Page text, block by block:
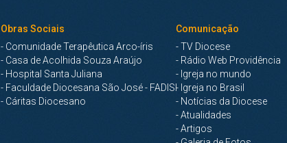
Obras Sociais
- Comunidade Terapêutica Arco-íris
- Casa de Acolhida Souza Araújo
- Hospital Santa Juliana
- Faculdade Diocesana São José - FADISI
- Cáritas Diocesano
Comunicação
- TV Diocese
- Rádio Web Providência
- Igreja no mundo
- Igreja no Brasil
- Notícias da Diocese
- Atualidades
- Artigos